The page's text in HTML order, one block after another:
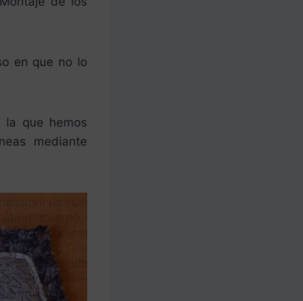
en que no lo
la que hemos
mediante